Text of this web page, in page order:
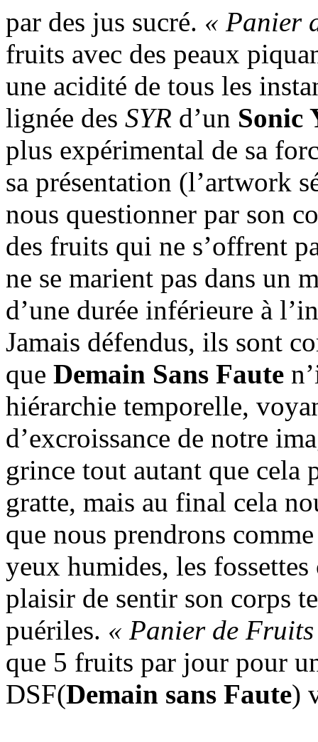
par des jus sucré. « Panier
fruits avec des peaux
une acidité de tous les
lignée des SYR d’un Sonic
plus expérimental de sa
sa présentation (l’artwork
nous questionner par son
des fruits qui ne s’offrent
ne se marient pas dans un
d’une durée inférieure à
Jamais défendus, ils sont
que Demain Sans Faute
hiérarchie temporelle,
d’excroissance de notre
grince tout autant que cela
gratte, mais au final cela
que nous prendrons
yeux humides, les
plaisir de sentir son corps
puériles. « Panier de
que 5 fruits par jour pour
DSF(Demain sans Faute)